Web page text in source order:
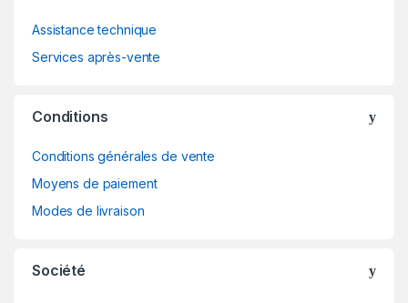
Assistance technique
Services après-vente
Conditions
Conditions générales de vente
Moyens de paiement
Modes de livraison
Société